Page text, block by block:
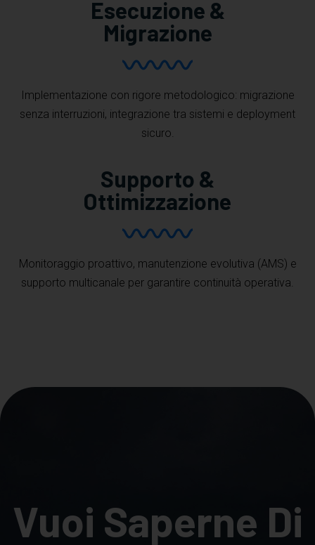
Esecuzione &
Migrazione
Implementazione con rigore metodologico: migrazione
senza interruzioni, integrazione tra sistemi e deployment
sicuro.
Supporto &
Ottimizzazione
Monitoraggio proattivo, manutenzione evolutiva (AMS) e
supporto multicanale per garantire continuità operativa.
Vuoi Saperne Di